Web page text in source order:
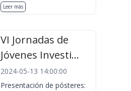
Leer más
VI Jornadas de
Jóvenes Investi...
2024-05-13 14:00:00
Presentación de pósteres: